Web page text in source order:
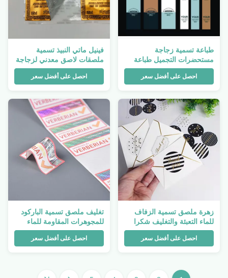
طباعة تسمية زجاجة
مستحضرات التجميل طباعة
شعار مقاوم للماء التعبئة
والتغليف المستديرة الخاصة
احصل على أفضل سعر
فينيل ماتي النبيذ تسمية
ملصقات لاصق معدني لزجاجة
CMYK اللون
احصل على أفضل سعر
زهرة ملصق تسمية الزفاف
للماء التعبئة والتغليف شكرا
لك ملصقات دائرة 500 قطعة
احصل على أفضل سعر
تغليف ملصق تسمية الباركود
للمجوهرات المقاومة للماء
للحصول على نموذج أولي
للمخزون لعلامة الأصول
احصل على أفضل سعر